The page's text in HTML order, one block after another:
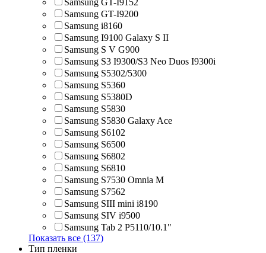
Samsung GT-I9200
Samsung i8160
Samsung I9100 Galaxy S II
Samsung S V G900
Samsung S3 I9300/S3 Neo Duos I9300i
Samsung S5302/5300
Samsung S5360
Samsung S5380D
Samsung S5830
Samsung S5830 Galaxy Ace
Samsung S6102
Samsung S6500
Samsung S6802
Samsung S6810
Samsung S7530 Omnia M
Samsung S7562
Samsung SIII mini i8190
Samsung SIV i9500
Samsung Tab 2 P5110/10.1"
Показать все (137)
Тип пленки